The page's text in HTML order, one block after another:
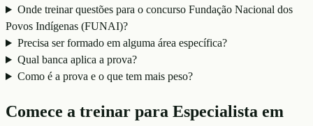
Onde treinar questões para o concurso Fundação Nacional dos
Povos Indígenas (FUNAI)?
Precisa ser formado em alguma área específica?
Qual banca aplica a prova?
Como é a prova e o que tem mais peso?
Comece a treinar para Especialista em